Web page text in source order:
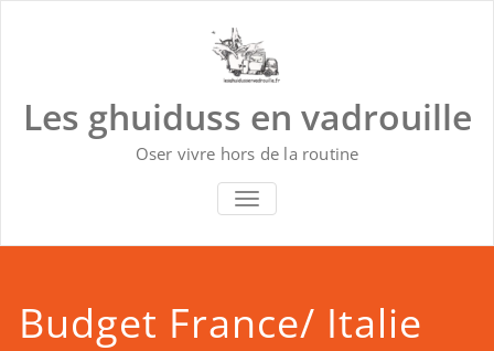
Les ghuiduss en vadrouille
Oser vivre hors de la routine
TOGGLE NAVIGATION
Budget France/ Italie